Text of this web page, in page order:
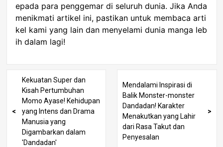
epada para penggemar di seluruh dunia. Jika Anda
menikmati artikel ini, pastikan untuk membaca arti
kel kami yang lain dan menyelami dunia manga leb
ih dalam lagi!
Kekuatan Super dan
Kisah Pertumbuhan
Momo Ayase! Kehidupan
yang Intens dan Drama
Manusia yang
Digambarkan dalam
'Dandadan'
Mendalami Inspirasi di
Balik Monster-monster
Dandadan! Karakter
Menakutkan yang Lahir
dari Rasa Takut dan
Penyesalan